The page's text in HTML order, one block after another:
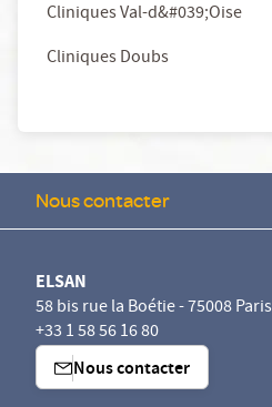
Cliniques Val-d&#039;Oise
Cliniques Doubs
Nous contacter
ELSAN
58 bis rue la Boétie - 75008 Paris
+33 1 58 56 16 80
Nous contacter